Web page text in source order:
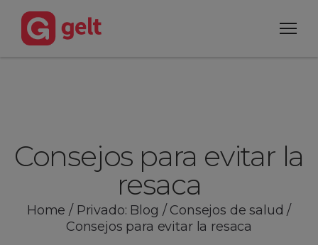
Consejos para evitar la
resaca
Home / Privado: Blog / Consejos de salud /
Consejos para evitar la resaca